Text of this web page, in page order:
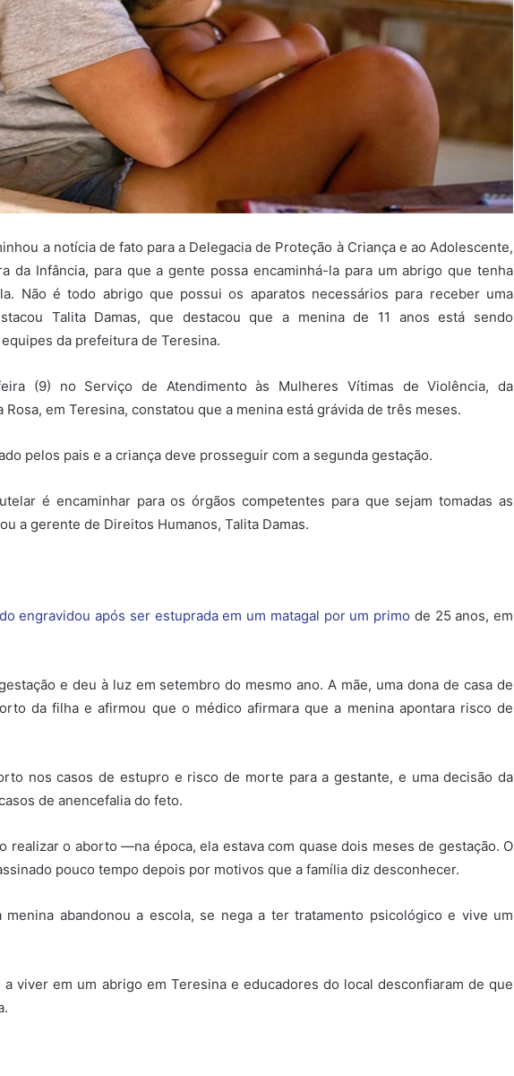
a notícia de fato para a Delegacia de Proteção à Criança e ao Adolescente,
da Infância, para que a gente possa encaminhá-la para um abrigo que tenha
Não é todo abrigo que possui os aparatos necessários para receber uma
Talita Damas, que destacou que a menina de 11 anos está sendo
da prefeitura de Teresina.
(9) no Serviço de Atendimento às Mulheres Vítimas de Violência, da
Rosa, em Teresina, constatou que a menina está grávida de três meses.
pelos pais e a criança deve prosseguir com a segunda gestação.
é encaminhar para os órgãos competentes para que sejam tomadas as
a gerente de Direitos Humanos, Talita Damas.
engravidou após ser estuprada em um matagal por um primo de 25 anos, em
e deu à luz em setembro do mesmo ano. A mãe, uma dona de casa de
da filha e afirmou que o médico afirmara que a menina apontara risco de
nos casos de estupro e risco de morte para a gestante, e uma decisão da
de anencefalia do feto.
realizar o aborto —na época, ela estava com quase dois meses de gestação. O
pouco tempo depois por motivos que a família diz desconhecer.
abandonou a escola, se nega a ter tratamento psicológico e vive um
a viver em um abrigo em Teresina e educadores do local desconfiaram de que